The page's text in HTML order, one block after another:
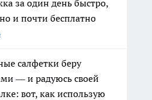
за один день быстро,
и почти бесплатно
салфетки беру
— и радуюсь своей
вот, как использую